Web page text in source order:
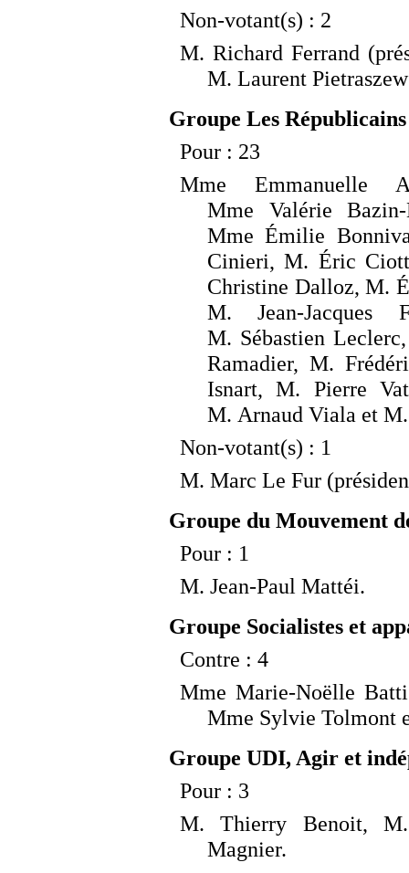
Non-votant(s) : 2
M. Richard Ferrand
M. Laurent
Groupe Les
Pour : 23
Mme
Emmanuelle
Mme
Valérie
Mme Émilie
Cinieri, M. Éric
Christine Dalloz, M.
M.
Jean-Jacques
M. Sébastien
Ramadier, M.
Isnart, M. Pierre
M. Arnaud Viala et M.
Non-votant(s) : 1
M. Marc Le Fur
Groupe du Mouvement
Pour : 1
M. Jean-Paul Mattéi.
Groupe Socialistes et
Contre : 4
Mme Marie-Noëlle
Mme Sylvie Tolmont
Groupe UDI, Agir et
Pour : 3
M.
Thierry Benoit, M.
Magnier.